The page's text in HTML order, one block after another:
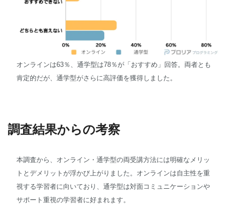
オンラインは63％、通学型は78％が「おすすめ」回答。両者とも
肯定的だが、通学型がさらに高評価を獲得しました。
調査結果からの考察
本調査から、オンライン・通学型の両受講方法には明確なメリッ
トとデメリットが浮かび上がりました。オンラインは自主性を重
視する学習者に向いており、通学型は対面コミュニケーションや
サポート重視の学習者に好まれます。